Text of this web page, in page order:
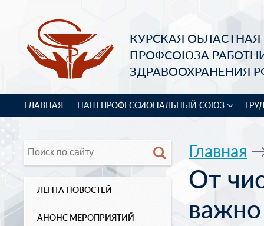
КУРСКАЯ
ПРОФСОЮЗА
ЗДРАВООХРАНЕНИЯ
ГЛАВНАЯ НАШ ПРОФЕССИОНАЛЬНЫЙ СОЮЗ
ЛЕНТА НОВОСТЕЙ
АНОНС МЕРОПРИЯТИЙ
Главная
От